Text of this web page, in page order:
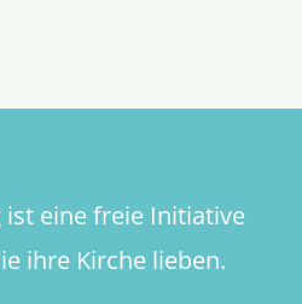
ist eine freie Initiative
ihre Kirche lieben.